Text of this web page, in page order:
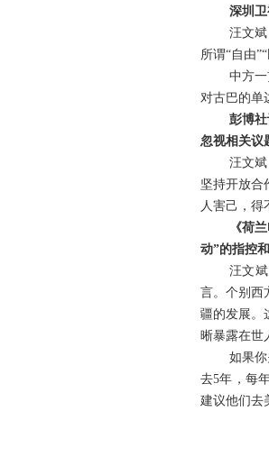
深圳
汪文
所谓“自由
中方
对古巴的单
彭博
忽视相关议
汪文
坚持开放合
人害己，得
《荷
动”的指控
汪文
言。个别西
疆的发展。
晰暴露在世
如果
去5年，每
建议他们去